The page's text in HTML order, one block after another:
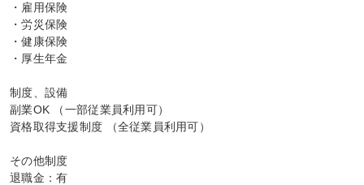
・雇用保険
・労災保険
・健康保険
・厚生年金
制度、設備
副業OK （一部従業員利用可）
資格取得支援制度 （全従業員利用可）
その他制度
退職金：有